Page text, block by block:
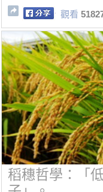
觀看
稻穗哲學：「